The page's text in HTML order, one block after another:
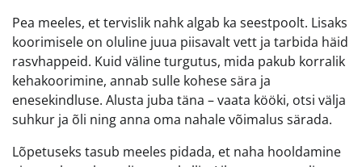
Pea meeles, et tervislik nahk algab ka seestpoolt. Lisaks
koorimisele on oluline juua piisavalt vett ja tarbida häid
rasvhappeid. Kuid väline turgutus, mida pakub korralik
kehakoorimine, annab sulle kohese sära ja
enesekindluse. Alusta juba täna – vaata kööki, otsi välja
suhkur ja õli ning anna oma nahale võimalus särada.
Lõpetuseks tasub meeles pidada, et naha hooldamine